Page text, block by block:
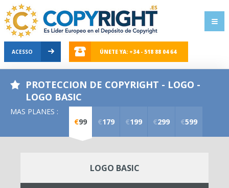
ACESSO ÚNETE YA: +34 - 518 88 04 64
PROTECCION DE COPYRIGHT - LOGO -
LOGO BASIC
MAS PLANES :
€99 €179 €199 €299 €599
LOGO BASIC